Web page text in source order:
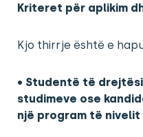
Kriteret për aplikim
Kjo thirrje është e
• Studentë të
studimeve ose
një program të nivelit